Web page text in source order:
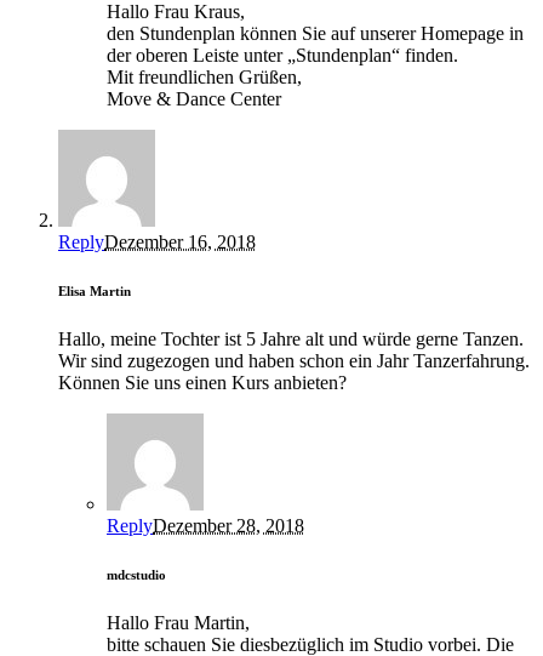
Hallo Frau Kraus,
den Stundenplan können Sie auf unserer Homepage in
der oberen Leiste unter „Stundenplan“ finden.
Mit freundlichen Grüßen,
Move & Dance Center
ReplyDezember 16, 2018
Elisa Martin
Hallo, meine Tochter ist 5 Jahre alt und würde gerne Tanzen.
Wir sind zugezogen und haben schon ein Jahr Tanzerfahrung.
Können Sie uns einen Kurs anbieten?
ReplyDezember 28, 2018
mdcstudio
Hallo Frau Martin,
bitte schauen Sie diesbezüglich im Studio vorbei. Die